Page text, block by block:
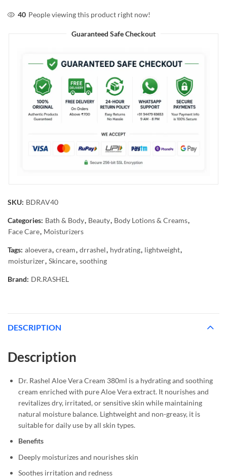
40 People viewing this product right now!
Guaranteed Safe Checkout
SKU: BDRAV40
Categories: Bath & Body, Beauty, Body Lotions & Creams,
Face Care, Moisturizers
Tags: aloevera, cream, drrashel, hydrating, lightweight,
moisturizer, Skincare, soothing
Brand: DR.RASHEL
DESCRIPTION
Description
Dr. Rashel Aloe Vera Cream 380ml is a hydrating and soothing
cream enriched with pure Aloe Vera extract. It nourishes and
revitalizes dry, irritated, or sensitive skin while maintaining
natural moisture balance. Lightweight and non-greasy, it is
suitable for daily use by all skin types.
Benefits
Deeply moisturizes and nourishes skin
Soothes irritation and redness